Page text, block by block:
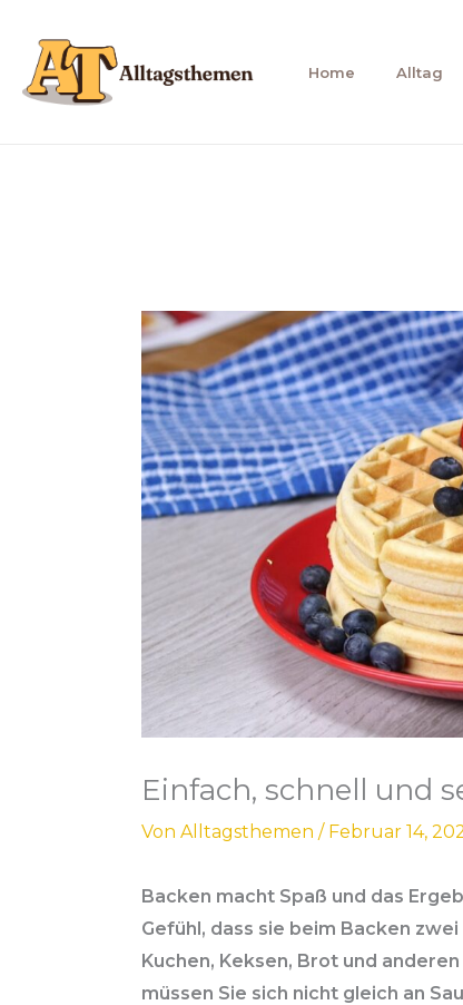
Inhalt
springen
Home Alltag
Einfach, schnell und
Von Alltagsthemen / Februar 14,
Backen macht Spaß und das
Gefühl, dass sie beim Backen
Kuchen, Keksen, Brot und
müssen Sie sich nicht gleich an